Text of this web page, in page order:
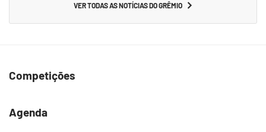
VER TODAS AS NOTÍCIAS DO GRÊMIO
Competições
Agenda